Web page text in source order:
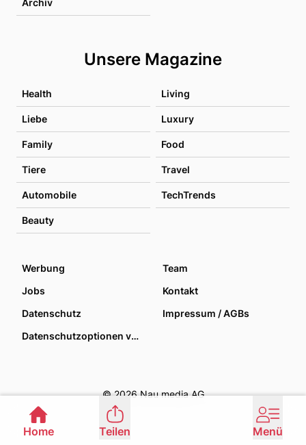
Archiv
Unsere Magazine
Health Living
Liebe Luxury
Family Food
Tiere Travel
Automobile TechTrends
Beauty
Werbung
Team
Jobs
Kontakt
Datenschutz
Impressum / AGBs
Datenschutzoptionen verwalten
© 2026 Nau media AG
Home Teilen Menü